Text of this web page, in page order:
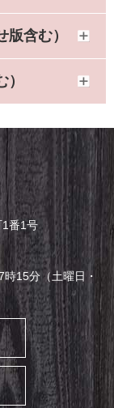
含む）
番1号
15分（土曜日・